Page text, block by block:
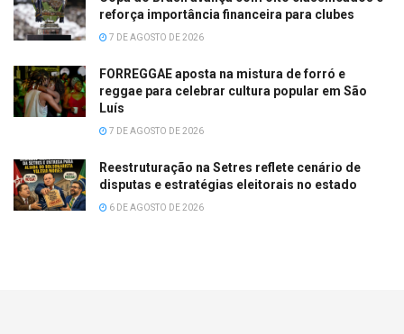
reforça importância financeira para clubes
7 DE AGOSTO DE 2026
FORREGGAE aposta na mistura de forró e
reggae para celebrar cultura popular em São
Luís
7 DE AGOSTO DE 2026
Reestruturação na Setres reflete cenário de
disputas e estratégias eleitorais no estado
6 DE AGOSTO DE 2026